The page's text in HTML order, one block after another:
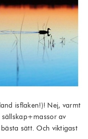
isflaken!)! Nej, varmt
av
sätt. Och viktigast